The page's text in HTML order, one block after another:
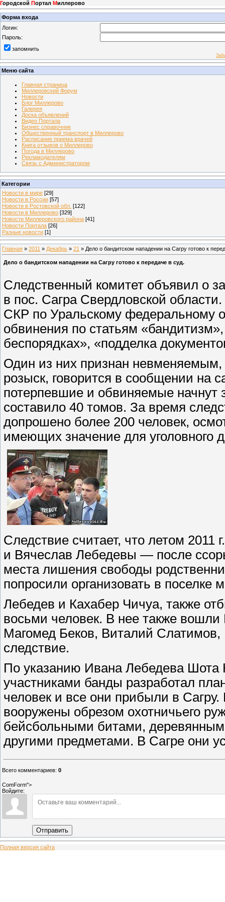
Городской Портал Миллерово
Форма входа
Логин:
Пароль:
запомнить
Меню сайта
Главная страница
Миллеровский Форум
Новости
Блог Миллерово
Галерея
Доска объявлений
Видео Портала
Бизнес справочник
Общественный транспорт в Миллерово
Расписание приема врачей
Книга отзывов о Миллерово
Погода в Миллерово
Рекламодателям
Связь с Администратором
Категории
Новости в мире [29]
Новости в России [57]
Новости в Ростовской обл. [122]
Новости в Миллерово [329]
Новости Миллеровского района [41]
Новости Портала [26]
Разные новости [1]
Главная » 2011 » Декабрь » 21 » Дело о бандитском нападении на Сагру готово к
Дело о бандитском нападении на Сагру готово к передаче в суд.
Следственный комитет объявил о
в пос. Сагра Свердловской
СКР по Уральскому федеральному
обвинения по статьям
беспорядках», «подделка
Один из них признан
розыск, говорится в сообщении
потерпевшие и обвиняемые начнут
составило 40 томов. За время
допрошено более 200 человек,
имеющих значение для уголовного
Следствие считает, что летом
и Вячеслав Лебедевы — после
места лишения свободы
попросили организовать в поселке
Лебедев и Кахабер Чичуа, также
восьми человек. В нее также
Магомед Беков, Виталий
следствие.
По указанию Ивана Лебедева Шота
участниками банды разработал
человек и все они прибыли в
вооружены обрезом охотничьего
бейсбольными битами,
другими предметами. В Сагре они
Всего комментариев: 0
ComForm">
Войдите:
Отправить
Полная версия сайта